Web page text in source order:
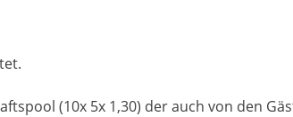
(10x 5x 1,30) der auch von den